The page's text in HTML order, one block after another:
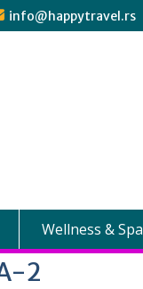
info@happytravel.rs
Wellness & Spa
2